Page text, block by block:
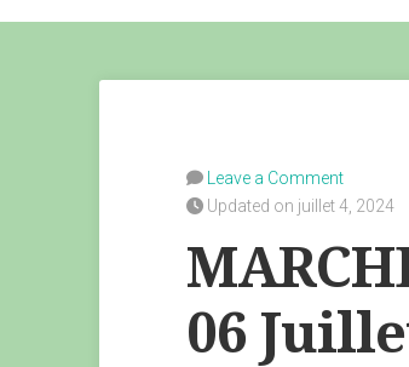
Leave a Comment
Updated on juillet 4, 2024
06